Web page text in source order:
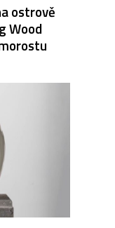
ostrově
Wood